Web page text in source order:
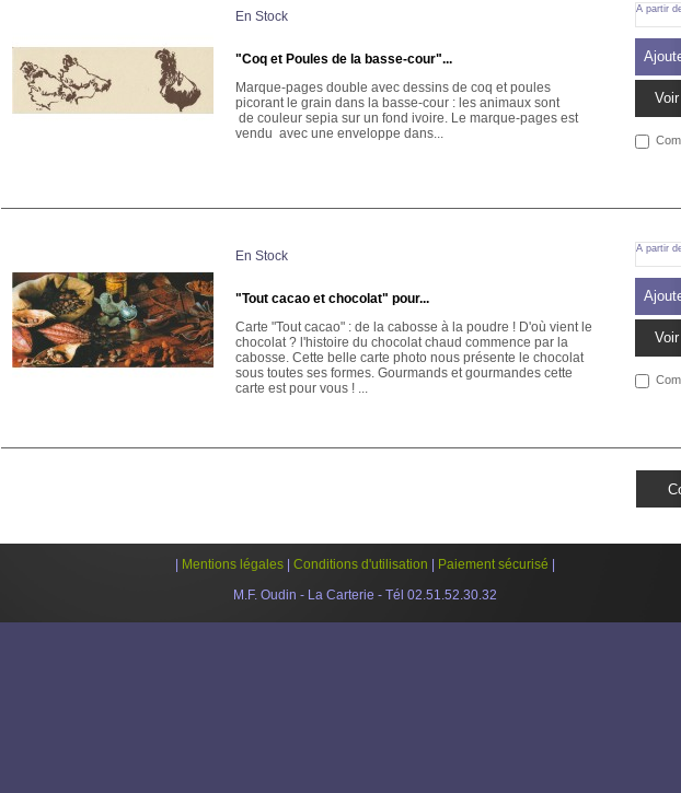
En Stock
"Coq et Poules de la basse-cour"...
Marque-pages double avec dessins de coq et poules
picorant le grain dans la basse-cour : les animaux sont
de couleur sepia sur un fond ivoire. Le marque-pages est
vendu avec une enveloppe dans...
A partir
En Stock
"Tout cacao et chocolat" pour...
Carte "Tout cacao" : de la cabosse à la poudre ! D'où vient le
chocolat ? l'histoire du chocolat chaud commence par la
cabosse. Cette belle carte photo nous présente le chocolat
sous toutes ses formes. Gourmands et gourmandes cette
carte est pour vous ! ...
A partir
Mentions légales| Conditions d'utilisation Paiement sécurisé
M.F. Oudin - La Carterie - Tél 02.51.52.30.32